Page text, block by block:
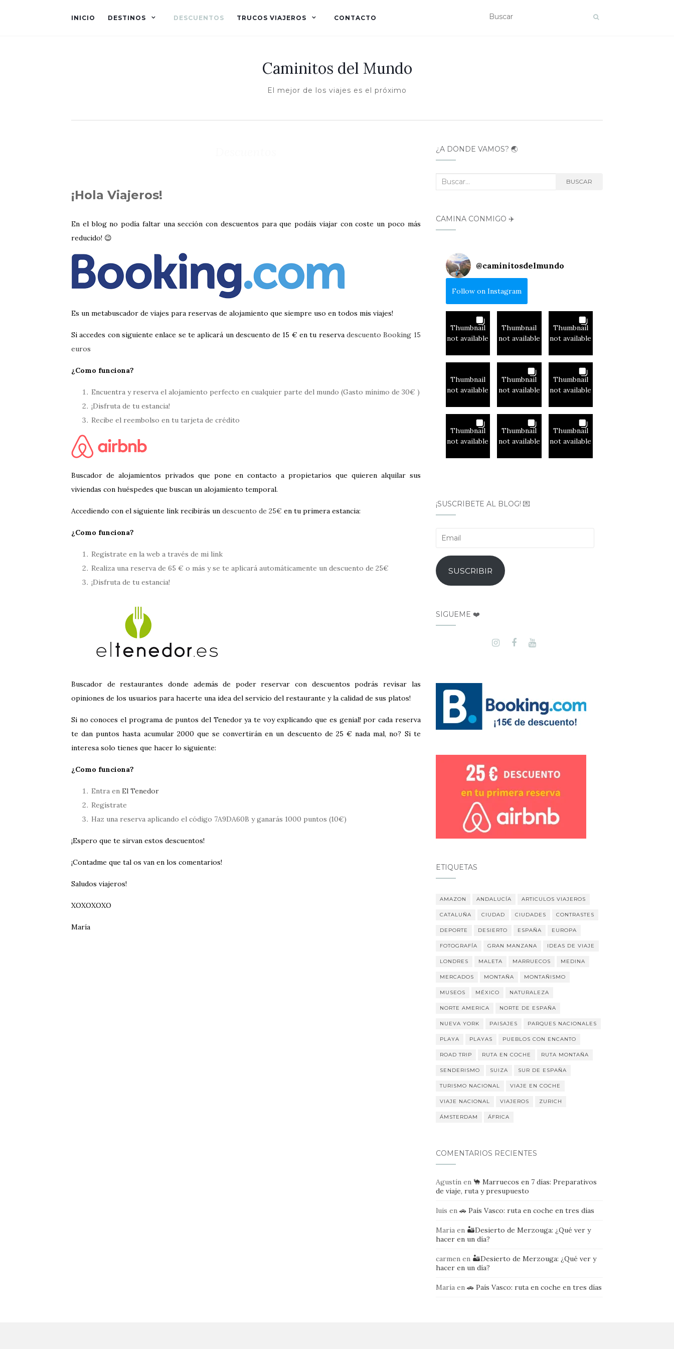
INICIO DESTINOS DESCUENTOS TRUCOS VIAJEROS CONTACTO
Caminitos del Mundo
El mejor de los viajes es el próximo
¡Hola Viajeros!
En el blog no podía faltar una sección con descuentos para que podáis viajar con coste un poco más
reducido! 😉
Es un metabuscador de viajes para reservas de alojamiento que siempre uso en todos mis viajes!
Si accedes con siguiente enlace se te aplicará un descuento de 15 € en tu reservadescuento Booking 15
euros
¿Como funciona?
Encuentra y reserva el alojamiento perfecto en cualquier parte del mundo (Gasto mínimo de 30€ )
¡Disfruta de tu estancia!
Recibe el reembolso en tu tarjeta de crédito
Buscador de alojamientos privados que pone en contacto a propietarios que quieren alquilar sus
viviendas con huéspedes que buscan un alojamiento temporal.
Accediendo con el siguiente link recibirás un descuento de 25€ en tu primera estancia:
¿Como funciona?
Regístrate en la web a través de mi link
Realiza una reserva de 65 € o más y se te aplicará automáticamente un descuento de 25€
¡Disfruta de tu estancia!
Buscador de restaurantes donde además de poder reservar con descuentos podrás revisar las
opiniones de los usuarios para hacerte una idea del servicio del restaurante y la calidad de sus platos!
Si no conoces el programa de puntos del Tenedor ya te voy explicando que es genial! por cada reserva
te dan puntos hasta acumular 2000 que se convertirán en un descuento de 25 € nada mal, no? Si te
interesa solo tienes que hacer lo siguiente:
¿Como funciona?
Entra en El Tenedor
Regístrate
Haz una reserva aplicando el código 7A9DA60B y ganarás 1000 puntos (10€)
¡Espero que te sirvan estos descuentos!
¡Contadme que tal os van en los comentarios!
Saludos viajeros!
XOXOXOXO
María
¿A DÓNDE VAMOS? 🌏
Buscar: BUSCAR
CAMINA CONMIGO ✈️
@caminitosdelmundo
Follow on Instagram
Thumbnail
not available
Thumbnail
not available
Thumbnail
not available
Thumbnail
not available
Thumbnail
not available
Thumbnail
not available
Thumbnail
not available
Thumbnail
not available
Thumbnail
not available
¡SUSCRÍBETE AL BLOG! 💌
Email
SUSCRIBIR
SÍGUEME ❤️
ETIQUETAS
AMAZON ANDALUCÍA ARTICULOS VIAJEROS
CATALUÑA CIUDAD CIUDADES CONTRASTES
DEPORTE DESIERTO ESPAÑA EUROPA
FOTOGRAFÍA GRAN MANZANA IDEAS DE VIAJE
LONDRES MALETA MARRUECOS MEDINA
MERCADOS MONTAÑA MONTAÑISMO
MUSEOS MÉXICO NATURALEZA
NORTE AMERICA NORTE DE ESPAÑA
NUEVA YORK PAISAJES PARQUES NACIONALES
PLAYA PLAYAS PUEBLOS CON ENCANTO
ROAD TRIP RUTA EN COCHE RUTA MONTAÑA
SENDERISMO SUIZA SUR DE ESPAÑA
TURISMO NACIONAL VIAJE EN COCHE
VIAJE NACIONAL VIAJEROS ZURICH
ÁMSTERDAM ÁFRICA
COMENTARIOS RECIENTES
Agustínen 🐪 Marruecos en 7 días: Preparativos
de viaje, ruta y presupuesto
luis en 🚗 País Vasco: ruta en coche en tres días
Mariaen 🏜️Desierto de Merzouga: ¿Qué ver y
hacer en un día?
carmenen 🏜️Desierto de Merzouga: ¿Qué ver y
hacer en un día?
Maríaen 🚗 País Vasco: ruta en coche en tres días